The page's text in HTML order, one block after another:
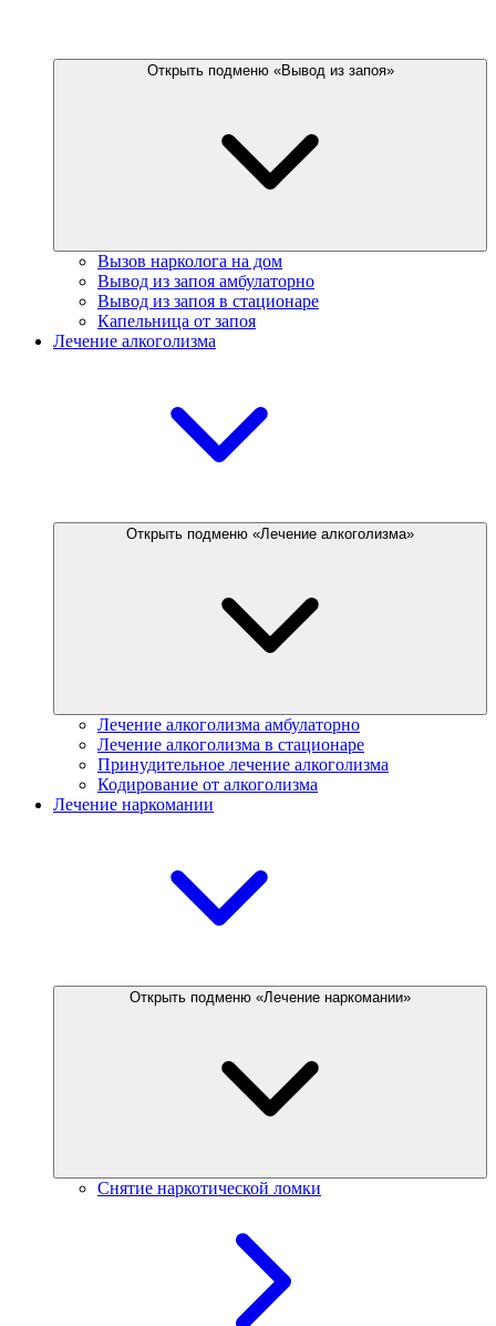
Открыть подменю «Вывод из запоя»
Вызов нарколога на дом
Вывод из запоя амбулаторно
Вывод из запоя в стационаре
Капельница от запоя
Лечение алкоголизма
Открыть подменю «Лечение алкоголизма»
Лечение алкоголизма амбулаторно
Лечение алкоголизма в стационаре
Принудительное лечение алкоголизма
Кодирование от алкоголизма
Лечение наркомании
Открыть подменю «Лечение наркомании»
Снятие наркотической ломки